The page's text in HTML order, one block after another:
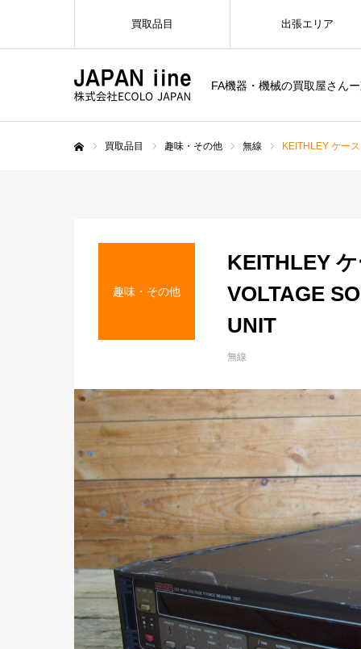
FA機器・機械の買取屋さん
買取品目 出張エリア
買取品目 趣味・その他 無線 KEITHLEY ケー
趣味・その他
KEITHLEY
VOLTAGE
UNIT
無線